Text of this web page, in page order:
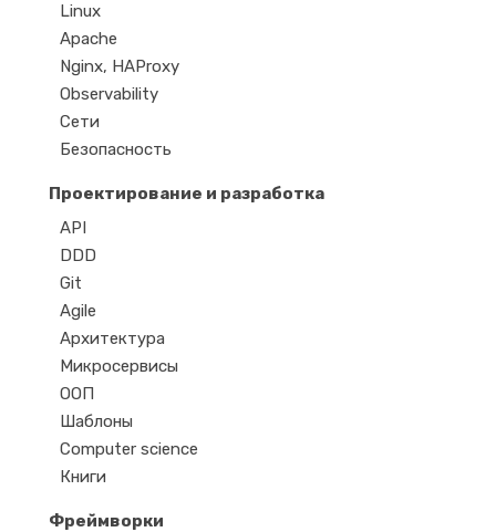
Linux
Apache
Nginx, HAProxy
Observability
Сети
Безопасность
Проектирование и разработка
API
DDD
Git
Agile
Архитектура
Микросервисы
ООП
Шаблоны
Computer science
Книги
Фреймворки